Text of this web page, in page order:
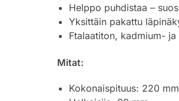
Helppo puhdistaa –
Yksittäin pakattu
Ftalaatiton, kadmium-
Mitat:
Kokonaispituus: 220 mm